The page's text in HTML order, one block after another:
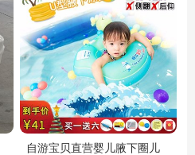
自游宝贝直营婴儿腋下圈儿